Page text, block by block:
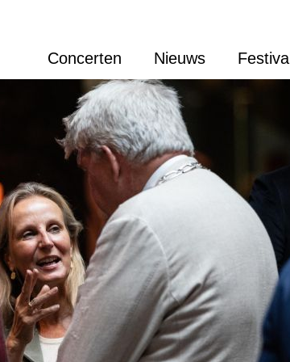
Concerten Nieuws Festival